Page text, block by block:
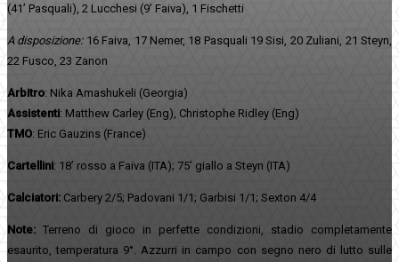
(41’ Pasquali), 2 Lucchesi (9’ Faiva), 1 Fischetti
A disposizione:16 Faiva, 17 Nemer, 18 Pasquali 19 Sisi, 20 Zuliani, 21 Steyn,
22 Fusco, 23 Zanon
Arbitro: Nika Amashukeli (Georgia)
Assistenti: Matthew Carley (Eng), Christophe Ridley (Eng)
TMO: Eric Gauzins (France)
Cartellini: 18’ rosso a Faiva (ITA); 75’ giallo a Steyn (ITA)
Calciatori: Carbery 2/5; Padovani 1/1; Garbisi 1/1; Sexton 4/4
Note: Terreno di gioco in perfette condizioni, stadio completamente
esaurito, temperatura 9°. Azzurri in campo con segno nero di lutto sulle